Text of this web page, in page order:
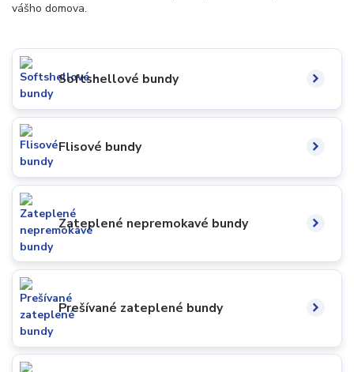
vášho domova.
Softshellové bundy
Flisové bundy
Zateplené nepremokavé bundy
Prešívané zateplené bundy